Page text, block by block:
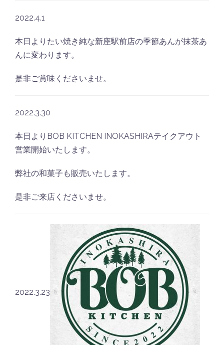
2022.4.1
本日よりたい焼き純な新座駅前店の季節あんが抹茶あ
んに変わります。
是非ご賞味くださいませ。
2022.3.30
本日よりBOB KITCHEN INOKASHIRAテイクアウト
営業開始いたします。
弊社の和菓子も販売いたします。
是非ご来店くださいませ。
2022.3.23